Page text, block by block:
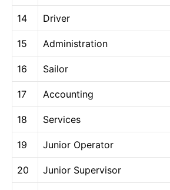
14 Driver
15 Administration
16 Sailor
17 Accounting
18 Services
19 Junior Operator
20 Junior Supervisor